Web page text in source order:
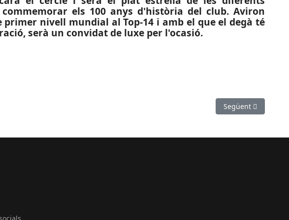
els 100 anys d'història del club. Aviron
primer nivell mundial al Top-14 i amb el que el degà té
serà un convidat de luxe per l'ocasió.
Lucia Sainz, eliminada en els vuitens de final de l’Open 1.000 de Finlàndia
Article següent:
Següent